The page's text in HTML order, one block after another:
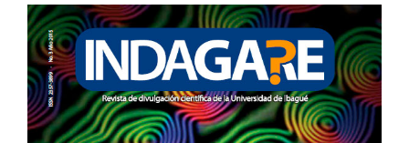
BARRA
LATERAL
DEL
ARTÍCULO